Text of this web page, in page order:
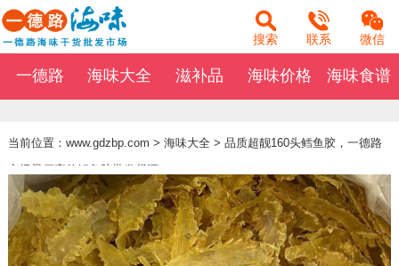
搜索 联系 微信
一德路 海味大全 滋补品 海味价格 海味食谱
当前位置： www.gdzbp.com > 海味大全> 品质超靓160头鳕鱼胶，一德路
市场最便宜的鳕鱼胶批发货源